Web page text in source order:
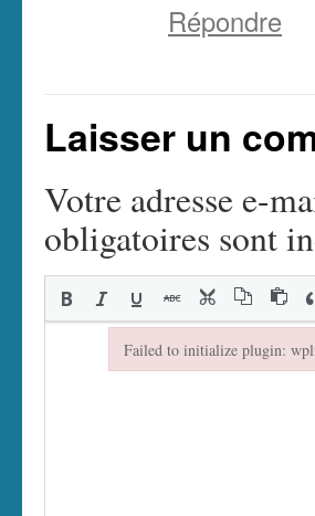
Répondre
Laisser un
Votre adresse e-
obligatoires sont
Failed to initialize plugin:
Failed to initialize plugin: